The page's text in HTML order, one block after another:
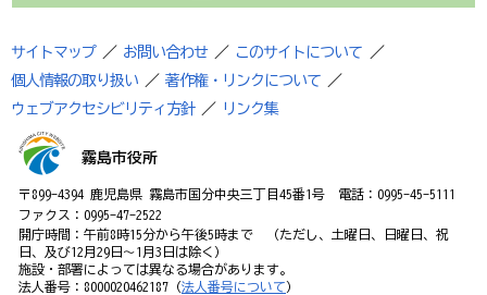
サイトマップ ／ お問い合わせ ／ このサイトについて
／
個人情報の取り扱い ／ 著作権・リンクについて ／
ウェブアクセシビリティ方針 ／ リンク集
霧島市役所
〒899-4394 鹿児島県 霧島市国分中央三丁目45番1号 電話：0995-45-5111
ファクス：0995-47-2522
開庁時間：午前8時15分から午後5時まで （ただし、土曜日、日曜日、祝
日、及び12月29日～1月3日は除く）
施設・部署によっては異なる場合があります。
法人番号：8000020462187（法人番号について）